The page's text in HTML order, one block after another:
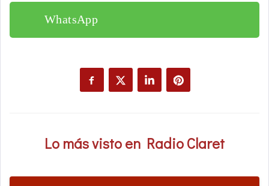
WhatsApp
Lo más visto en Radio Claret